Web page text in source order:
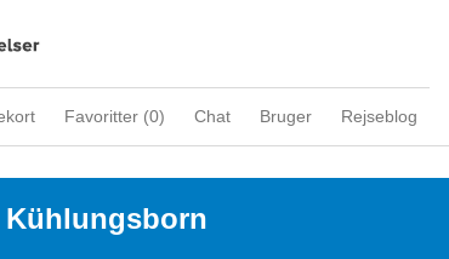
Favoritter (0) Chat Bruger Rejseblog
Kühlungsborn